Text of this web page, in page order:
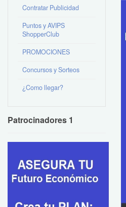
Contratar Publicidad
Puntos y AVIPS
ShopperClub
PROMOCIONES
Concursos y Sorteos
¿Como llegar?
Patrocinadores 1